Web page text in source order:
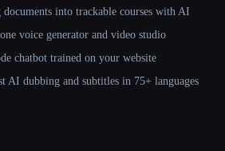
into trackable courses with AI
voice generator and video studio
chatbot trained on your website
AI dubbing and subtitles in 75+ languages